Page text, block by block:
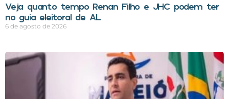
Veja quanto tempo Renan Filho e JHC podem ter
no guia eleitoral de AL
6 de agosto de 2026